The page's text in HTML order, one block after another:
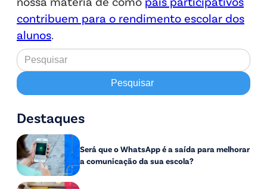
contribuem para o rendimento escolar dos
alunos.
Destaques
Será que o WhatsApp é a saída para melhorar
a comunicação da sua escola?